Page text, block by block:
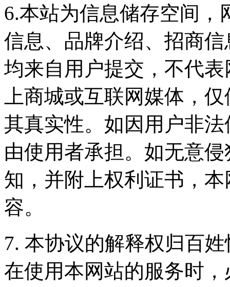
6.本站为信息储存空间
信息、品牌介绍、招商
均来自用户提交，不代
上商城或互联网媒体，
其真实性。如因用户非
由使用者承担。如无意
知，并附上权利证书，
容。
7. 本协议的解释权归百
在使用本网站的服务时